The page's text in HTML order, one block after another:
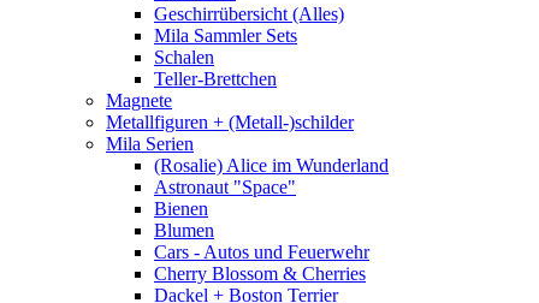
Geschirrübersicht (Alles)
Mila Sammler Sets
Schalen
Teller-Brettchen
Magnete
Metallfiguren + (Metall-)schilder
Mila Serien
(Rosalie) Alice im Wunderland
Astronaut "Space"
Bienen
Blumen
Cars - Autos und Feuerwehr
Cherry Blossom & Cherries
Dackel + Boston Terrier